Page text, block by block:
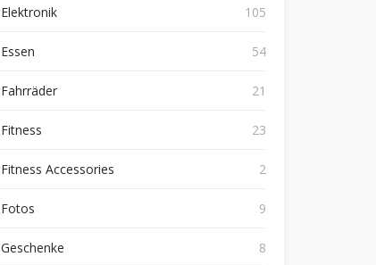
Elektronik 105
Essen 54
Fahrräder 21
Fitness 23
Fitness Accessories 2
Fotos 9
Geschenke 8